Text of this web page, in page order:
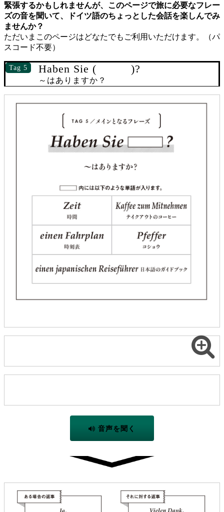
緊張するかもしれませんが、このページで旅に必要なフレー
ズの音を聞いて、ドイツ語のちょっとした会話を楽しんでみ
ませんか？
ただいまこのページはどなたでもご利用いただけます。（パ
スコード不要）
Tag 5 Haben Sie ( )?
～はありますか？
音声を聞く